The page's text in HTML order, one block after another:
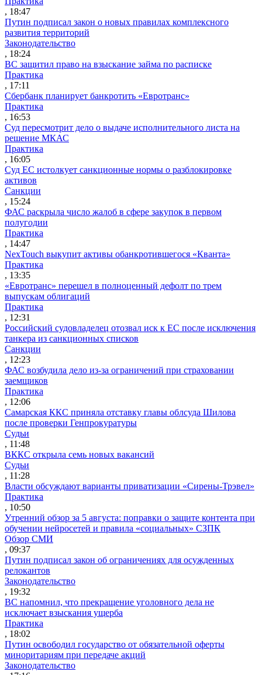
, 18:47
Путин подписал закон о новых правилах комплексного
развития территорий
Законодательство
, 18:24
ВС защитил право на взыскание займа по расписке
Практика
, 17:11
Сбербанк планирует банкротить «Евротранс»
Практика
, 16:53
Суд пересмотрит дело о выдаче исполнительного листа на
решение МКАС
Практика
, 16:05
Суд ЕС истолкует санкционные нормы о разблокировке
активов
Санкции
, 15:24
ФАС раскрыла число жалоб в сфере закупок в первом
полугодии
Практика
, 14:47
NexTouch выкупит активы обанкротившегося «Кванта»
Практика
, 13:35
«Евротранс» перешел в полноценный дефолт по трем
выпускам облигаций
Практика
, 12:31
Российский судовладелец отозвал иск к ЕС после исключения
танкера из санкционных списков
Санкции
, 12:23
ФАС возбудила дело из-за ограничений при страховании
заемщиков
Практика
, 12:06
Самарская ККС приняла отставку главы облсуда Шилова
после проверки Генпрокуратуры
Судьи
, 11:48
ВККС открыла семь новых вакансий
Судьи
, 11:28
Власти обсуждают варианты приватизации «Сирены-Трэвел»
Практика
, 10:50
Утренний обзор за 5 августа: поправки о защите контента при
обучении нейросетей и правила «социальных» СЗПК
Обзор СМИ
, 09:37
Путин подписал закон об ограничениях для осужденных
релокантов
Законодательство
, 19:32
ВС напомнил, что прекращение уголовного дела не
исключает взыскания ущерба
Практика
, 18:02
Путин освободил государство от обязательной оферты
миноритариям при передаче акций
Законодательство